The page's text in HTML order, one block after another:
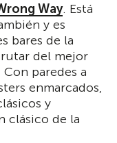
Way. Está
y es
bares de la
del mejor
paredes a
enmarcados,
y
clásico de la